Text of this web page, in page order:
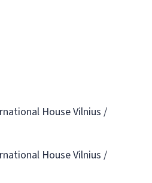
House Vilnius /
House Vilnius /